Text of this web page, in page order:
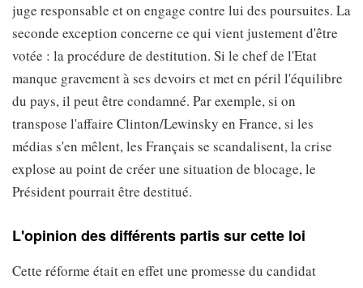
juge responsable et on engage contre lui des poursuites. La
seconde exception concerne ce qui vient justement d'être
votée : la procédure de destitution. Si le chef de l'Etat
manque gravement à ses devoirs et met en péril l'équilibre
du pays, il peut être condamné. Par exemple, si on
transpose l'affaire Clinton/Lewinsky en France, si les
médias s'en mêlent, les Français se scandalisent, la crise
explose au point de créer une situation de blocage, le
Président pourrait être destitué.
L'opinion des différents partis sur cette loi
Cette réforme était en effet une promesse du candidat